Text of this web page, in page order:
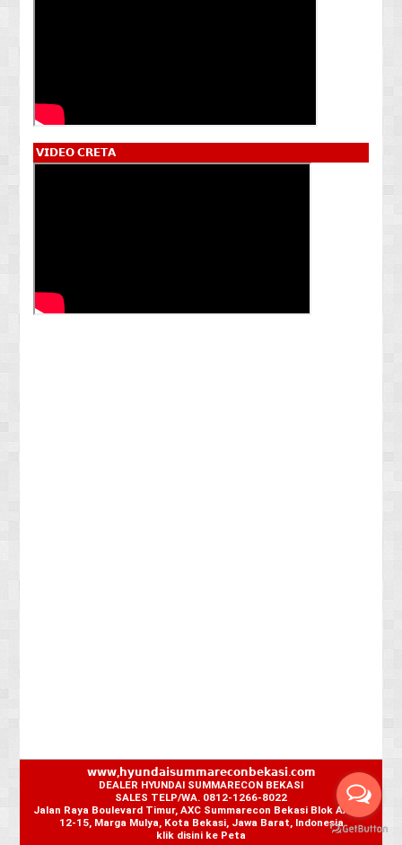
𝗩𝗜𝗗𝗘𝗢 𝗖𝗥𝗘𝗧𝗔
𝘄𝘄𝘄,𝗵𝘆𝘂𝗻𝗱𝗮𝗶𝘀𝘂𝗺𝗺𝗮𝗿𝗲𝗰𝗼𝗻𝗯𝗲𝗸𝗮𝘀𝗶.𝗰𝗼𝗺
DEALER HYUNDAI SUMMARECON BEKASI
SALES TELP/WA. 0812-1266-8022
Jalan Raya Boulevard Timur, AXC Summarecon Bekasi Blok AA No.
12-15, Marga Mulya, Kota Bekasi, Jawa Barat, Indonesia
klik disini ke Peta